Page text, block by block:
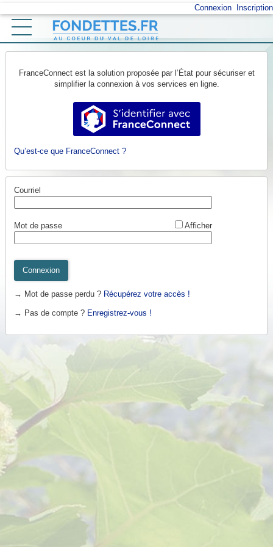
Connexion Inscription
Ouvrir le menu
Accueil
Vos démarches
FranceConnect est la solution proposée par l’État pour sécuriser et
simplifier la connexion à vos services en ligne.
S’identifier avec FranceConnect
Qu’est-ce que FranceConnect ?
Courriel
Mot de passe Afficher
Connexion
→ Mot de passe perdu ? Récupérez votre accès !
→ Pas de compte ? Enregistrez-vous !